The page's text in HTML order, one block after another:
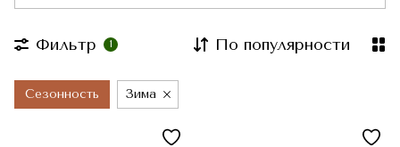
Фильтр 1 По популярности
Сезонность Зима